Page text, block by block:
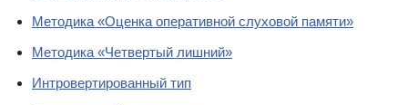
Методика «Оценка оперативной слуховой памяти»
Методика «Четвертый лишний»
Интровертированный тип